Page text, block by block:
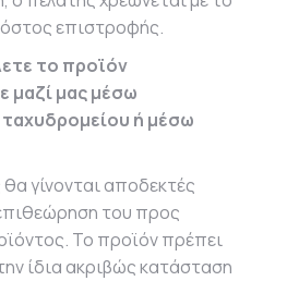
επιστροφής.
το προϊόν
μαζί μας μέσω
ή μέσω
γίνονται αποδεκτές
του προς
Το προϊόν πρέπει
ίδια ακριβώς κατάσταση